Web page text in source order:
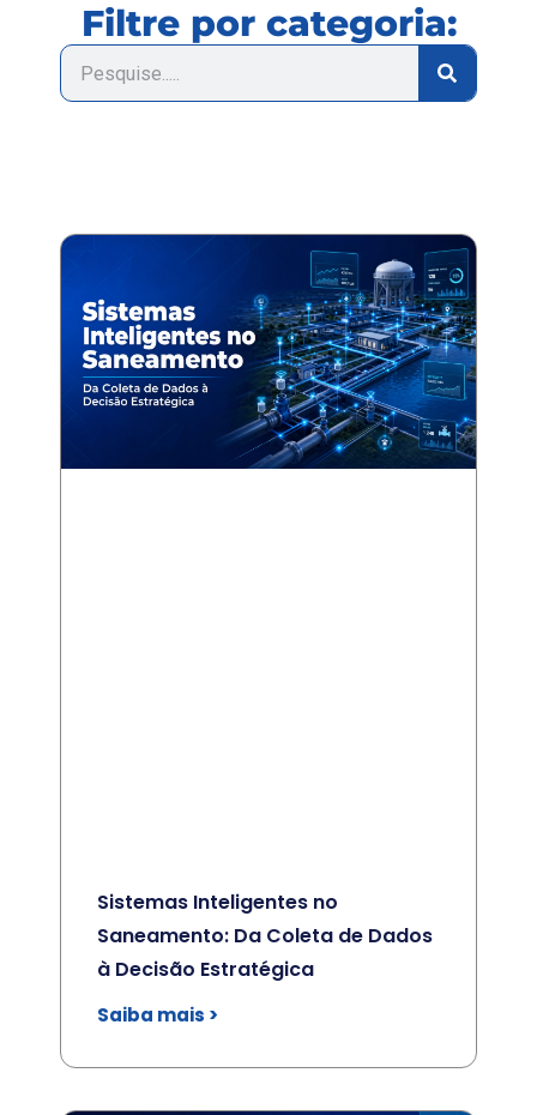
Filtre por categoria:
Sistemas Inteligentes no
Saneamento: Da Coleta de Dados
à Decisão Estratégica
Saiba mais >